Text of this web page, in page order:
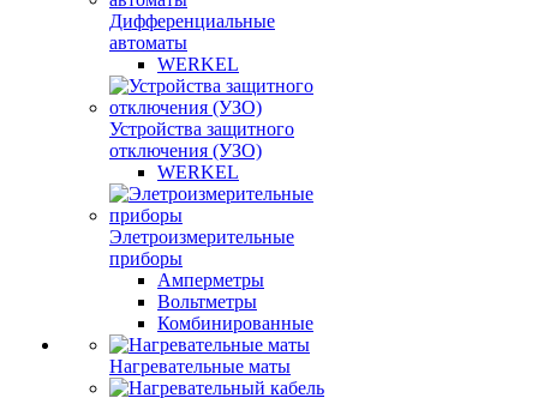
Дифференциальные
автоматы
WERKEL
Устройства защитного
отключения (УЗО)
WERKEL
Элетроизмерительные
приборы
Амперметры
Вольтметры
Комбинированные
Нагревательные маты